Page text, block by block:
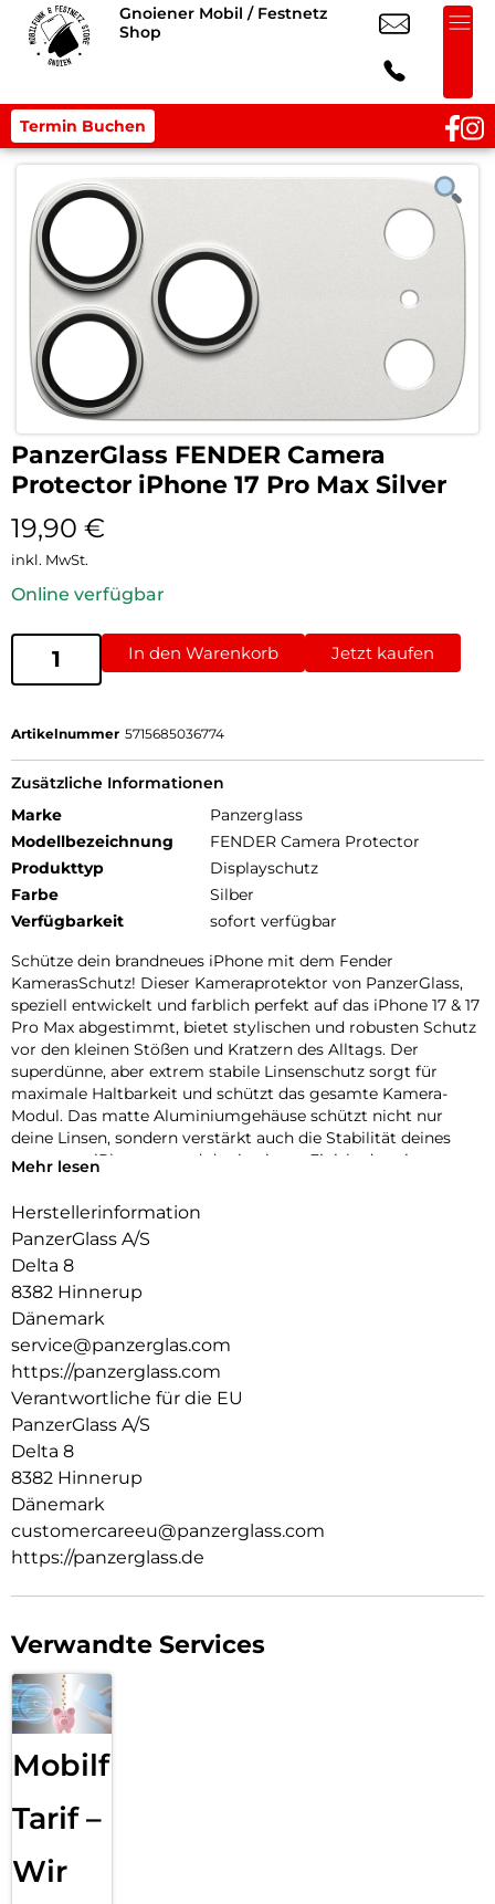
Gnoiener Mobil / Festnetz
Shop
Termin Buchen
PanzerGlass FENDER Camera
Protector iPhone 17 Pro Max Silver
19,90 €
inkl. MwSt.
Online verfügbar
In den Warenkorb Jetzt kaufen
Artikelnummer 5715685036774
Zusätzliche Informationen
Marke
Panzerglass
Modellbezeichnung
FENDER Camera Protector
Produkttyp
Displayschutz
Farbe
Silber
Verfügbarkeit
sofort verfügbar
Schütze dein brandneues iPhone mit dem Fender
KamerasSchutz! Dieser Kameraprotektor von PanzerGlass,
speziell entwickelt und farblich perfekt auf das iPhone 17 & 17
Pro Max abgestimmt, bietet stylischen und robusten Schutz
vor den kleinen Stößen und Kratzern des Alltags. Der
superdünne, aber extrem stabile Linsenschutz sorgt für
maximale Haltbarkeit und schützt das gesamte Kamera-
Modul. Das matte Aluminiumgehäuse schützt nicht nur
deine Linsen, sondern verstärkt auch die Stabilität deines
gesamten iPhones – und das in einem Finish, das nie
geräteabgestimmten Farben: Silver, Deep Blue und Cosmic
Orange. Und klar – die Installation ist kinderleicht und sitzt
perfekt. Der farblich abgestimmte Fender von PanzerGlass
schützt dein iPhone mit einzigartigem Kameraschutz – echt
stark, echt du.
Der Global Recycled Standard (GRS) = Die GRS ist eine
internationale Produktnorm, die Anforderungen an recycelte
Materialien definiert, z.B. in Bezug auf Rückverfolgbarkeit,
chemische Inhaltsstoffe und Umweltauswirkungen.
Mehr lesen
Herstellerinformation
PanzerGlass A/S
Delta 8
8382 Hinnerup
Dänemark
service@panzerglas.com
https://panzerglass.com
Verantwortliche für die EU
PanzerGlass A/S
Delta 8
8382 Hinnerup
Dänemark
customercareeu@panzerglass.com
https://panzerglass.de
Verwandte Services
Mobilfunk
Tarif –
Wir